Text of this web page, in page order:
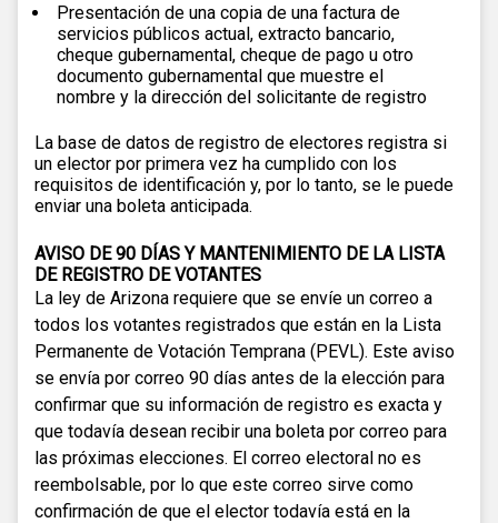
Presentación de una copia de una factura de
servicios públicos actual, extracto bancario,
cheque gubernamental, cheque de pago u otro
documento gubernamental que muestre el
nombre y la dirección del solicitante de registro
La base de datos de registro de electores registra si
un elector por primera vez ha cumplido con los
requisitos de identificación y, por lo tanto, se le puede
enviar una boleta anticipada.
AVISO DE 90 DÍAS Y MANTENIMIENTO DE LA LISTA
DE REGISTRO DE VOTANTES
La ley de Arizona requiere que se envíe un correo a
todos los votantes registrados que están en la Lista
Permanente de Votación Temprana (PEVL). Este aviso
se envía por correo 90 días antes de la elección para
confirmar que su información de registro es exacta y
que todavía desean recibir una boleta por correo para
las próximas elecciones. El correo electoral no es
reembolsable, por lo que este correo sirve como
confirmación de que el elector todavía está en la